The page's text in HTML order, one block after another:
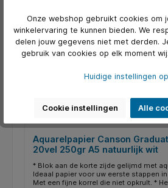
Aquarelpapier Canson
20vel 250gr A5 natuurlijk wit
* Blok aan de korte zijde gelijmd met
Ideaal papier voor uw eerste stappen
Met een fijne korrel die niet opkrult. *
Onze webshop gebruikt cookies om
winkelervaring te kunnen bieden. We
delen jouw gegevens niet met derden.
gebruik van cookies op elk moment
Huidige instellingen
Cookie instellingen Alle